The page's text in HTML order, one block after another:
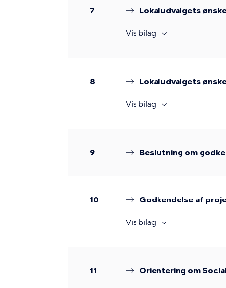
7 Lokaludvalgets
Vis bilag
8 Lokaludvalgets
Vis bilag
9 Beslutning om
10 Godkendelse af
Vis bilag
11 Orientering om